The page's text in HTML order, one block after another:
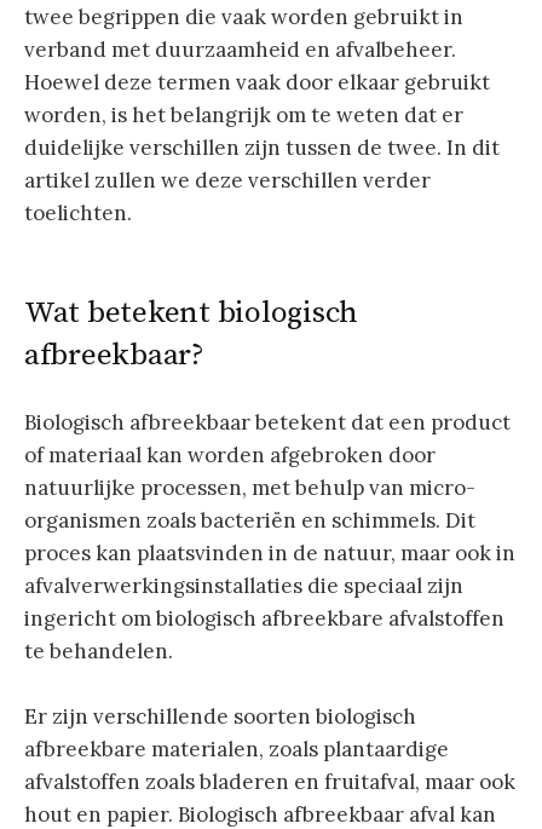
twee begrippen die vaak worden gebruikt in
verband met duurzaamheid en afvalbeheer.
Hoewel deze termen vaak door elkaar gebruikt
worden, is het belangrijk om te weten dat er
duidelijke verschillen zijn tussen de twee. In dit
artikel zullen we deze verschillen verder
toelichten.
Wat betekent biologisch
afbreekbaar?
Biologisch afbreekbaar betekent dat een product
of materiaal kan worden afgebroken door
natuurlijke processen, met behulp van micro-
organismen zoals bacteriën en schimmels. Dit
proces kan plaatsvinden in de natuur, maar ook in
afvalverwerkingsinstallaties die speciaal zijn
ingericht om biologisch afbreekbare afvalstoffen
te behandelen.
Er zijn verschillende soorten biologisch
afbreekbare materialen, zoals plantaardige
afvalstoffen zoals bladeren en fruitafval, maar ook
hout en papier. Biologisch afbreekbaar afval kan